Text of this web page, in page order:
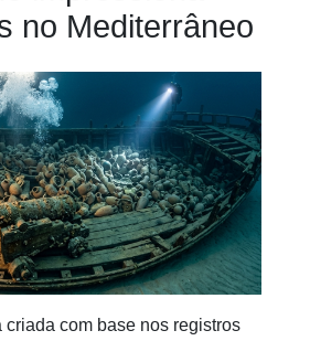
no Mediterrâneo
com base nos registros